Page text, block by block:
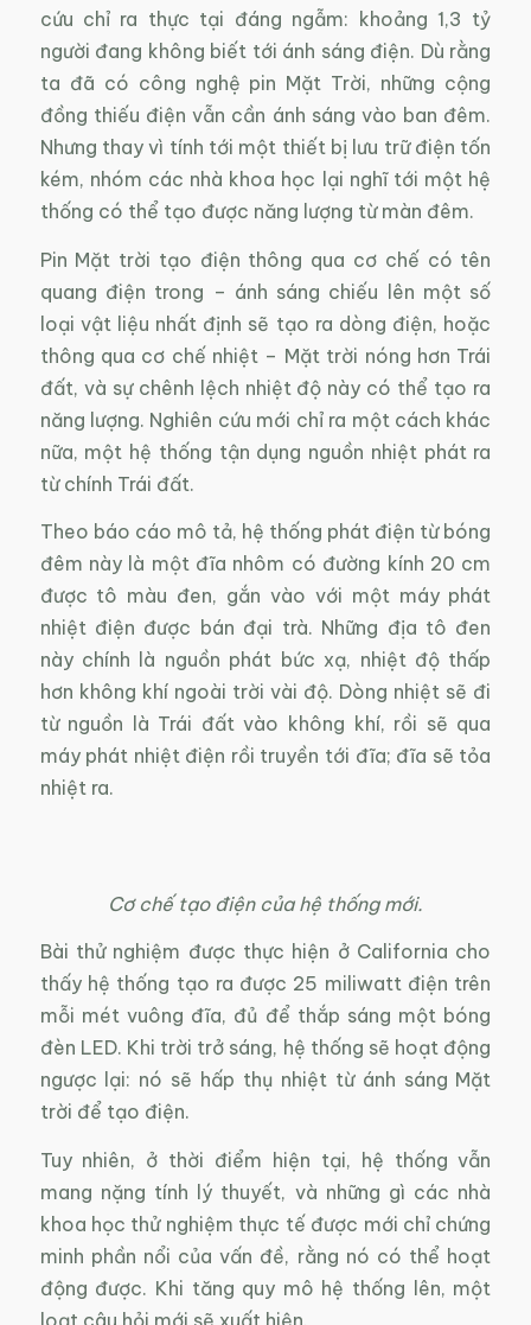
cứu chỉ ra thực tại đáng ngẫm: khoảng 1,3 tỷ
người đang không biết tới ánh sáng điện. Dù rằng
ta đã có công nghệ pin Mặt Trời, những cộng
đồng thiếu điện vẫn cần ánh sáng vào ban đêm.
Nhưng thay vì tính tới một thiết bị lưu trữ điện tốn
kém, nhóm các nhà khoa học lại nghĩ tới một hệ
thống có thể tạo được năng lượng từ màn đêm.
Pin Mặt trời tạo điện thông qua cơ chế có tên
quang điện trong – ánh sáng chiếu lên một số
loại vật liệu nhất định sẽ tạo ra dòng điện, hoặc
thông qua cơ chế nhiệt – Mặt trời nóng hơn Trái
đất, và sự chênh lệch nhiệt độ này có thể tạo ra
năng lượng. Nghiên cứu mới chỉ ra một cách khác
nữa, một hệ thống tận dụng nguồn nhiệt phát ra
từ chính Trái đất.
Theo báo cáo mô tả, hệ thống phát điện từ bóng
đêm này là một đĩa nhôm có đường kính 20 cm
được tô màu đen, gắn vào với một máy phát
nhiệt điện được bán đại trà. Những địa tô đen
này chính là nguồn phát bức xạ, nhiệt độ thấp
hơn không khí ngoài trời vài độ. Dòng nhiệt sẽ đi
từ nguồn là Trái đất vào không khí, rồi sẽ qua
máy phát nhiệt điện rồi truyền tới đĩa; đĩa sẽ tỏa
nhiệt ra.
Cơ chế tạo điện của hệ thống mới.
Bài thử nghiệm được thực hiện ở California cho
thấy hệ thống tạo ra được 25 miliwatt điện trên
mỗi mét vuông đĩa, đủ để thắp sáng một bóng
đèn LED. Khi trời trở sáng, hệ thống sẽ hoạt động
ngược lại: nó sẽ hấp thụ nhiệt từ ánh sáng Mặt
trời để tạo điện.
Tuy nhiên, ở thời điểm hiện tại, hệ thống vẫn
mang nặng tính lý thuyết, và những gì các nhà
khoa học thử nghiệm thực tế được mới chỉ chứng
minh phần nổi của vấn đề, rằng nó có thể hoạt
động được. Khi tăng quy mô hệ thống lên, một
loạt câu hỏi mới sẽ xuất hiện.